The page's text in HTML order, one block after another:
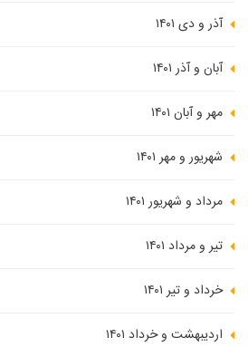
آذر و دی ۱۴۰۱
آبان و آذر ۱۴۰۱
مهر و آبان ۱۴۰۱
شهریور و مهر ۱۴۰۱
مرداد و شهریور ۱۴۰۱
تیر و مرداد ۱۴۰۱
خرداد و تیر ۱۴۰۱
اردیبهشت و خرداد ۱۴۰۱